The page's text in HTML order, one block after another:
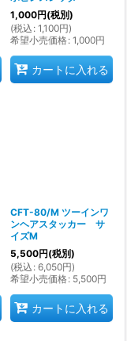
1,000円(税別)
(税込 : 1,100円)
希望小売価格: 1,000円
カートに入れる
CFT-80/M ツーインワ
ンヘアスタッカー サ
イズM
5,500円(税別)
(税込 : 6,050円)
希望小売価格: 5,500円
カートに入れる